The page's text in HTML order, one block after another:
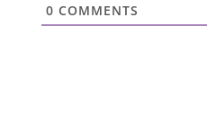
0 COMMENTS